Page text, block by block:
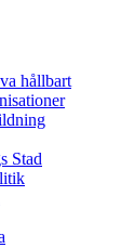
hållbart
Stad